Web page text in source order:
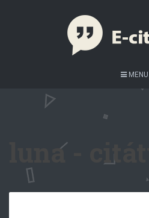
MENU
luna - citáty